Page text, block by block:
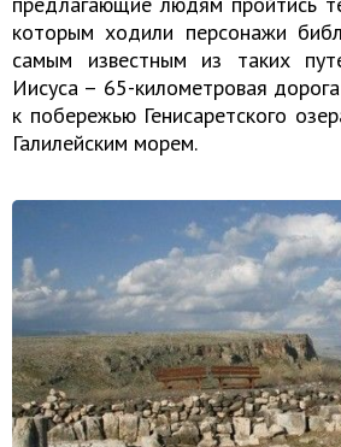
которым ходили персонажи
самым известным из таких
Иисуса – 65-километровая
к побережью Генисаретского
Галилейским морем.